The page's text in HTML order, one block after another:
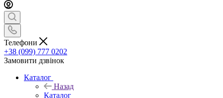
Телефони
+38 (099) 777 0202
Замовити дзвінок
Каталог
Назад
Каталог